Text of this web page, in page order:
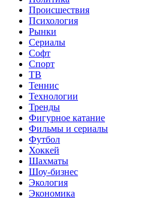
Происшествия
Психология
Рынки
Сериалы
Софт
Спорт
ТВ
Теннис
Технологии
Тренды
Фигурное катание
Фильмы и сериалы
Футбол
Хоккей
Шахматы
Шоу-бизнес
Экология
Экономика